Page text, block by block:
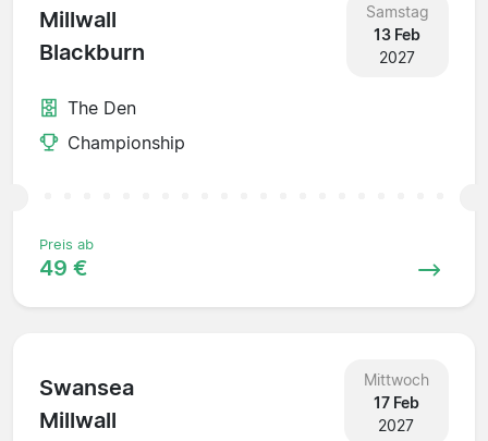
Millwall
Blackburn
Samstag
13 Feb
2027
The Den
Championship
Preis ab
49 €
Swansea
Millwall
Mittwoch
17 Feb
2027